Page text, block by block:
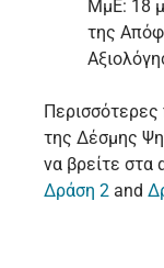
ΜμΕ: 18
της
Περισσότερες
της Δέσμης
να βρείτε στα
Δράση 2 and